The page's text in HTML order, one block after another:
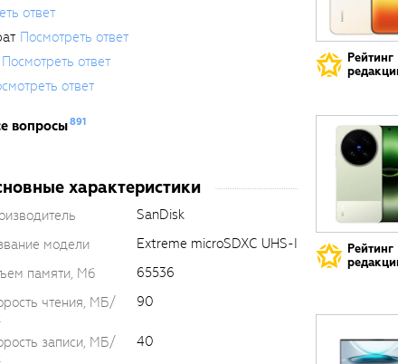
ответ
Посмотреть ответ
Посмотреть ответ
ответ
вопросы891
характеристики
SanDisk
модели
Extreme microSDXC UHS-I
памяти, Мб
65536
чтения, МБ/
90
записи, МБ/
40
Рейтинг
Рейтинг